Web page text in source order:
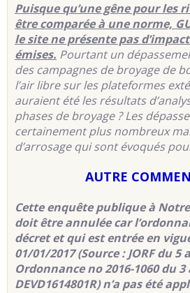
Puisque qu’une gêne pour les
être comparée à une norme,
le site ne présente pas
émises. Pourtant un
des campagnes de broyage de
l’air libre sur les plateformes
auraient été les résultats
phases de broyage ? Les
certainement plus nombreux
d’arrosage qui sont évoqués
AUTRE
Cette enquête publique à
doit être annulée car
décret et qui est entrée en
01/01/2017 (Source :JORF du 5
Ordonnance no 2016-1060 du 3
DEVD1614801R) n’a pas été